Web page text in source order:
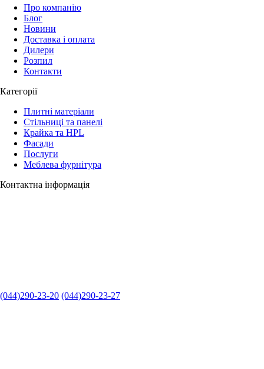
Про компанію
Блог
Новини
Доставка і оплата
Дилери
Розпил
Контакти
Категорії
Плитні матеріали
Стільниці та панелі
Крайка та HPL
Фасади
Послуги
Меблева фурнітура
Контактна інформація
(044)290-23-20 (044)290-23-27